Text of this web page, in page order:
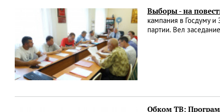
Выборы - на
кампания в Госдуму
партии. Вел
Обком ТВ: